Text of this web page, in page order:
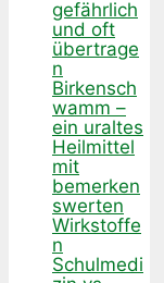
gefährlich
und oft
übertrage
n
Birkensch
wamm –
ein uraltes
Heilmittel
mit
bemerken
swerten
Wirkstoffe
n
Schulmedi